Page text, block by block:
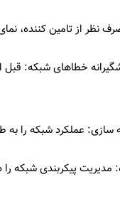
نظر از تامین کننده،
خطاهای شبکه: قبل
سازی: عملکرد شبکه را به
مدیریت پیکربندی شبکه